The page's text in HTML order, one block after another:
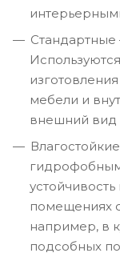
мебели и
внешний вид
помещениях
например, в
подсобных